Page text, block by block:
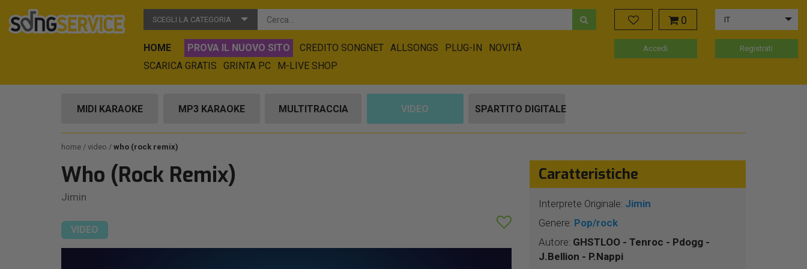
SCEGLI LA CATEGORIA
HOME PROVA IL NUOVO SITO CREDITO SONGNET ALLSONGS PLUG-IN
NOVITÀ
SCARICA GRATIS
GRINTA PC M-LIVE SHOP
0 IT
Accedi Registrati
MIDI KARAOKE MP3 KARAOKE MULTITRACCIA VIDEO SPARTITO DIGITALE
home video who (rock remix)
Who (Rock Remix)
Jimin
VIDEO
Caratteristiche
Interprete Originale: Jimin
Genere: Pop/rock
Autore: GHSTLOO - Tenroc - Pdogg -
J.Bellion - P.Nappi